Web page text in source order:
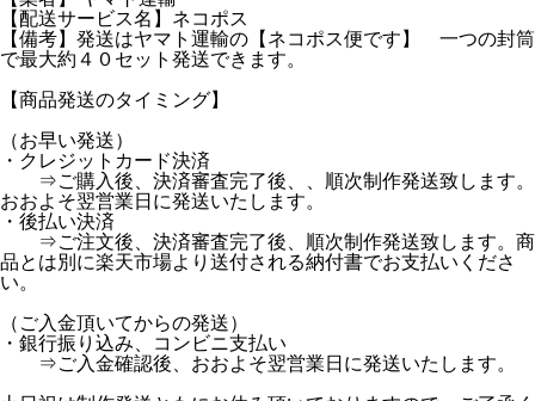
【配送サービス名】ネコポス
【備考】発送はヤマト運輸の【ネコポス便です】 一つの封筒
で最大約４０セット発送できます。
【商品発送のタイミング】
（お早い発送）
・クレジットカード決済
⇒ご購入後、決済審査完了後、、順次制作発送致します。
おおよそ翌営業日に発送いたします。
・後払い決済
⇒ご注文後、決済審査完了後、順次制作発送致します。商
品とは別に楽天市場より送付される納付書でお支払いくださ
い。
（ご入金頂いてからの発送）
・銀行振り込み、コンビニ支払い
⇒ご入金確認後、おおよそ翌営業日に発送いたします。